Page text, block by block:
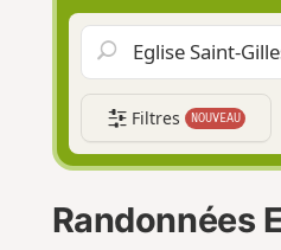
Filtres NOUVEAU
Randonnées